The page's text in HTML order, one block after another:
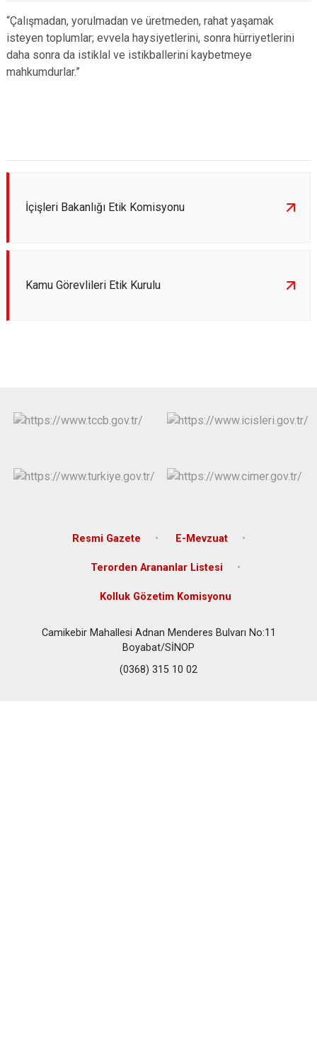
“Çalışmadan, yorulmadan ve üretmeden, rahat yaşamak
isteyen toplumlar; evvela haysiyetlerini, sonra hürriyetlerini
daha sonra da istiklal ve istikballerini kaybetmeye
mahkumdurlar.”
İçişleri Bakanlığı Etik Komisyonu
Kamu Görevlileri Etik Kurulu
Resmi Gazete E-Mevzuat
Terorden Arananlar Listesi
Kolluk Gözetim Komisyonu
Camikebir Mahallesi Adnan Menderes Bulvarı No:11
Boyabat/SİNOP
(0368) 315 10 02